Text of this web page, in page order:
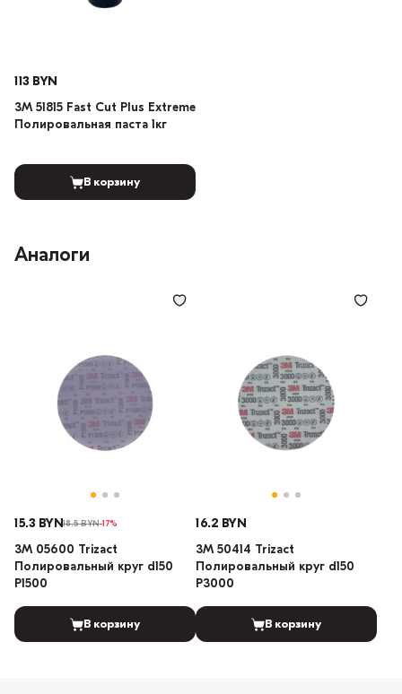
113 BYN
3М 51815 Fast Cut Plus Extreme
Полировальная паста 1кг
В корзину
Аналоги
15.3 BYN18.5 BYN-17%
3М 05600 Trizact
Полировальный круг d150
P1500
В корзину
16.2 BYN
3М 50414 Trizact
Полировальный круг d150
P3000
В корзину